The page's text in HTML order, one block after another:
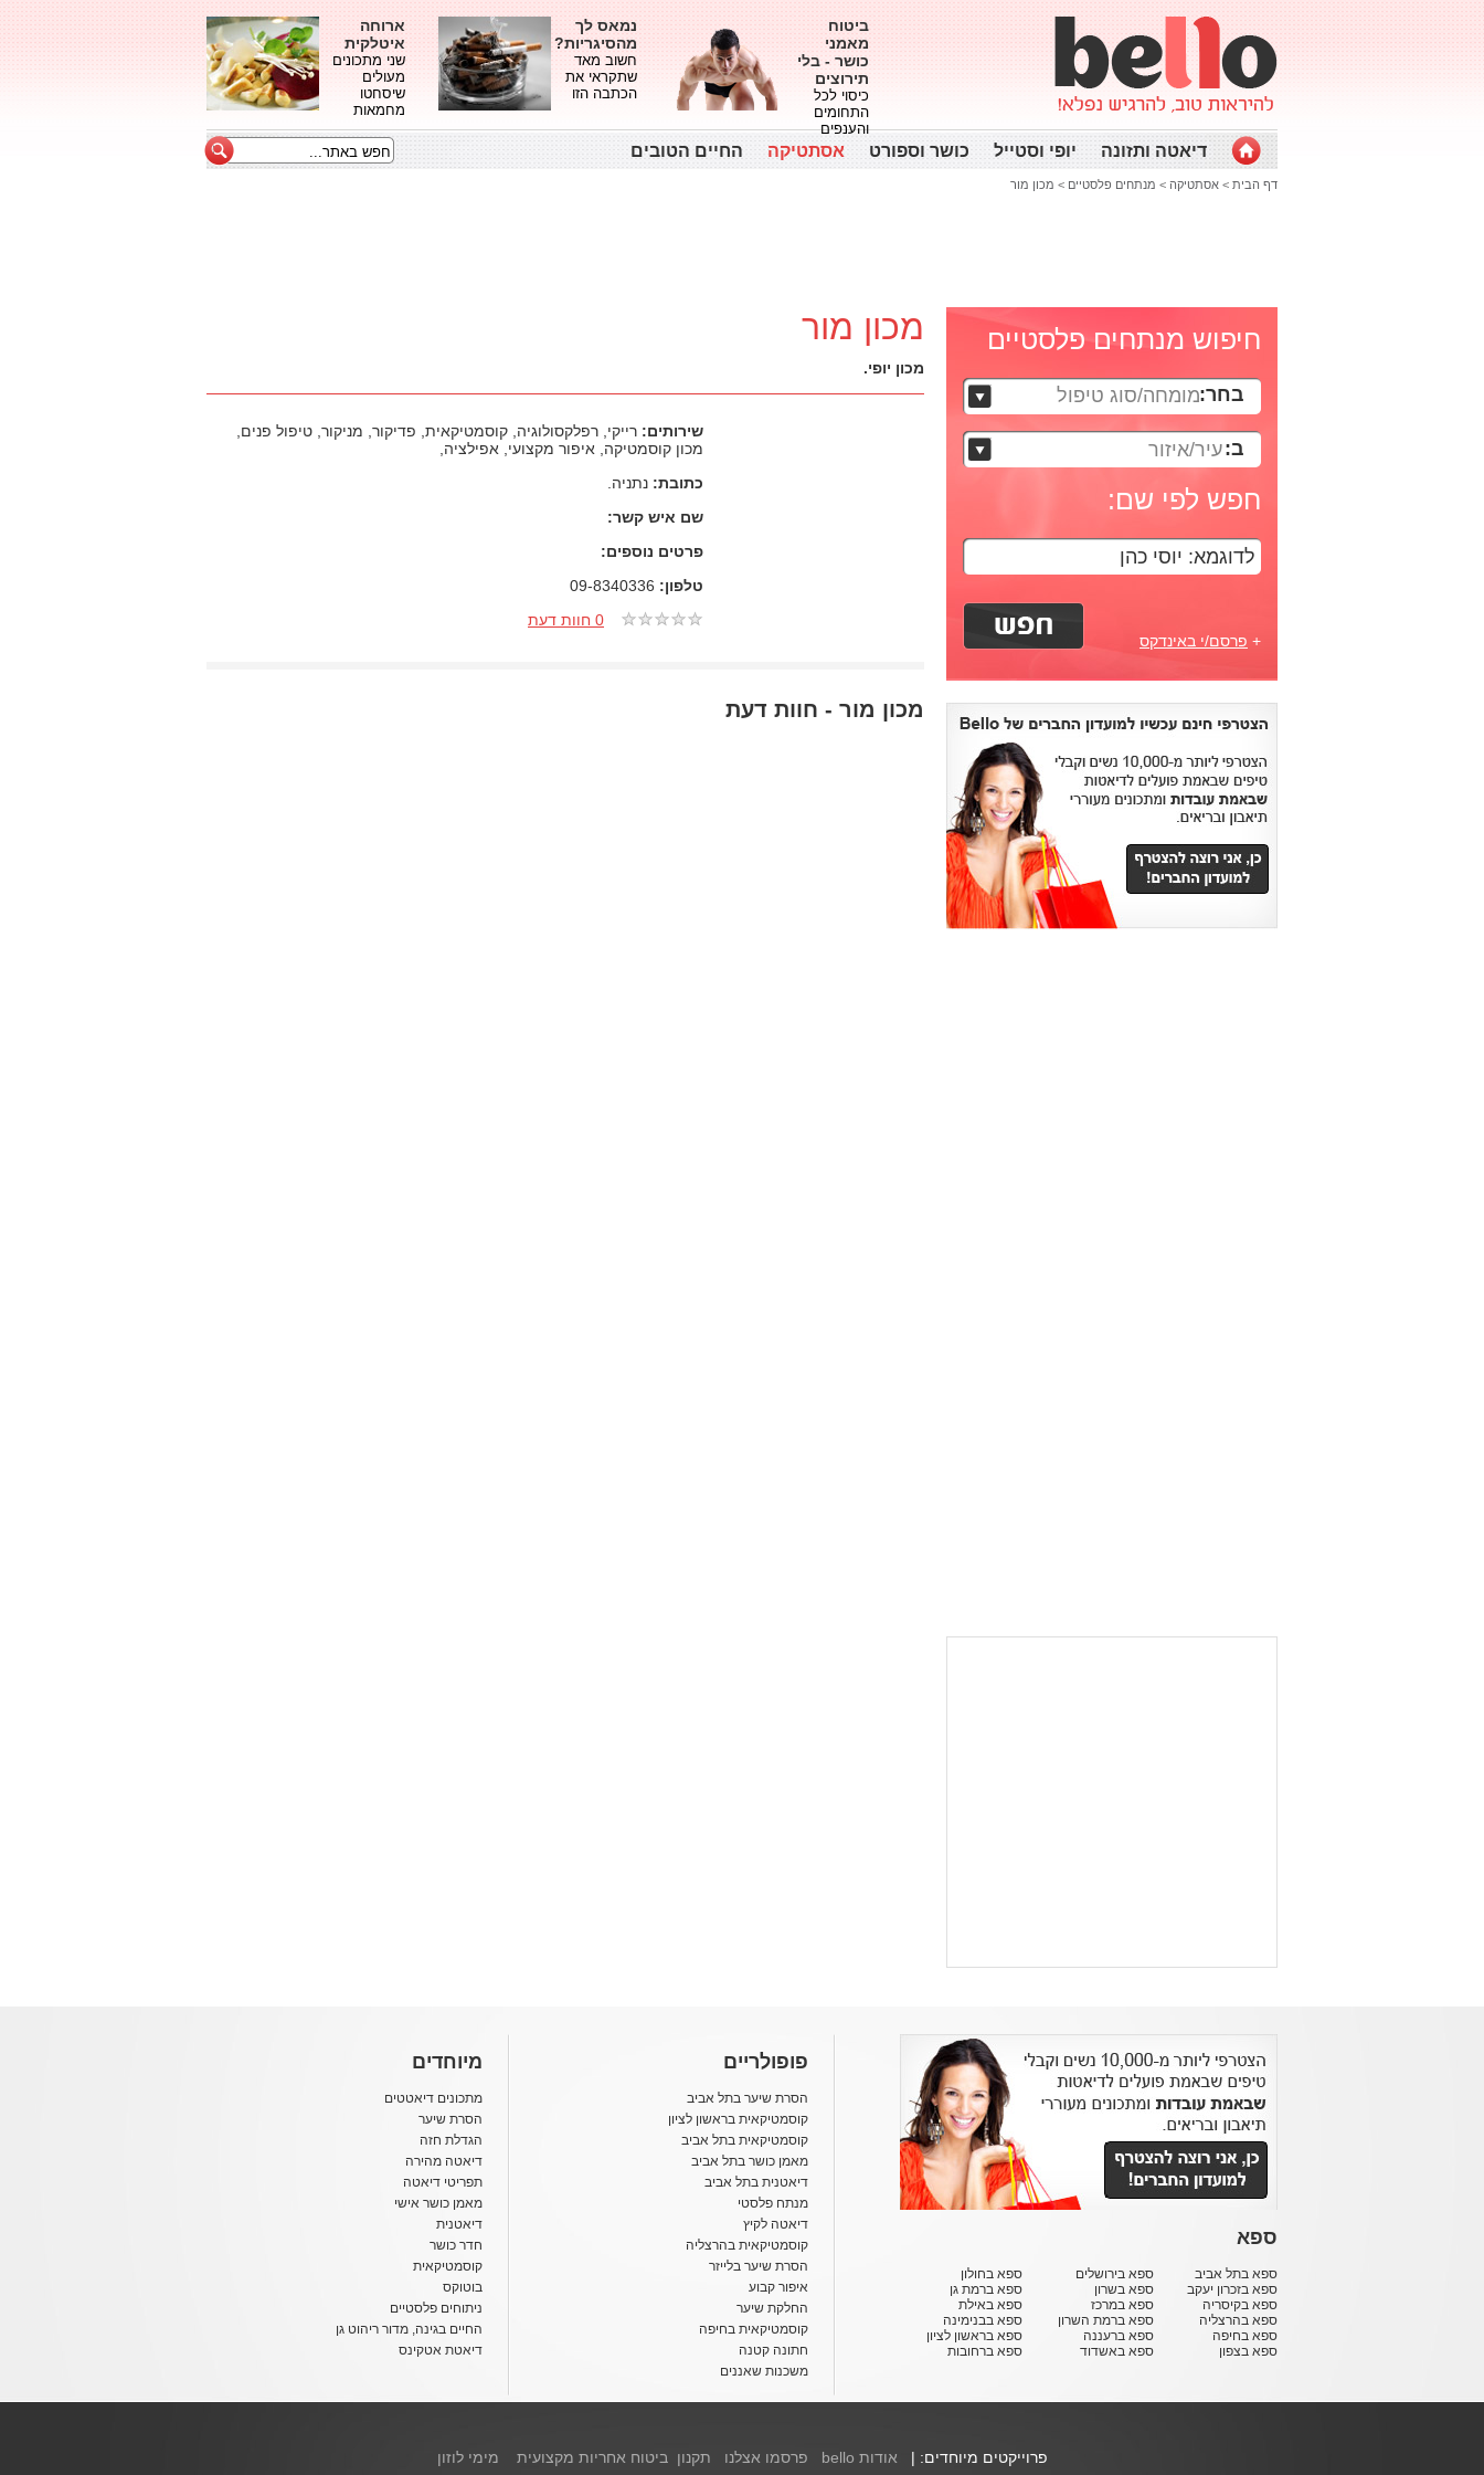
ביטוח
מאמני
כושר - בלי
תירוצים
כיסוי לכל
התחומים
והענפים
נמאס לך
מהסיגריות?
חשוב מאד
שתקראי את
הכתבה הזו
ארוחה
איטלקית
שני מתכונים
מעולים
שיסחטו
מחמאות
דיאטה ותזונה יופי וסטייל כושר וספורט אסתטיקה החיים הטובים
דף הבית > אסתטיקה > מנתחים פלסטיים > מכון מור
חיפוש מנתחים פלסטיים
בחר:מומחה/סוג טיפול
ב:עיר/איזור
חפש לפי שם:
+ פרסם/י באינדקס
מכון מור
מכון יופי.
שירותים: רייקי, רפלקסולוגיה, קוסמטיקאית, פדיקור, מניקור, טיפול פנים,
מכון קוסמטיקה, איפור מקצועי, אפילציה,
כתובת: נתניה.
שם איש קשר:
פרטים נוספים:
טלפון:
0 חוות דעת
מכון מור - חוות דעת
ספא
ספא בתל אביב
ספא בזכרון יעקב
ספא בקיסריה
ספא בהרצליה
ספא בחיפה
ספא בצפון
ספא בירושלים
ספא בשרון
ספא במרכז
ספא ברמת השרון
ספא ברעננה
ספא באשדוד
ספא בחולון
ספא ברמת גן
ספא באילת
ספא בבנימינה
ספא בראשון לציון
ספא ברחובות
פופולריים
הסרת שיער בתל אביב
קוסמטיקאית בראשון לציון
קוסמטיקאית בתל אביב
מאמן כושר בתל אביב
דיאטנית בתל אביב
מנתח פלסטי
דיאטה לקיץ
קוסמטיקאית בהרצליה
הסרת שיער בלייזר
איפור קבוע
החלקת שיער
קוסמטיקאית בחיפה
חתונה קטנה
משכנות שאננים
מיוחדים
מתכונים דיאטטים
הסרת שיער
הגדלת חזה
דיאטה מהירה
תפריטי דיאטה
מאמן כושר אישי
דיאטנית
חדר כושר
קוסמטיקאית
בוטוקס
ניתוחים פלסטיים
החיים בגינה, מדור ריהוט גן
דיאטת אטקינס
פרוייקטים מיוחדים: | אודות bello פרסמו אצלנו תקנון ביטוח אחריות מקצועית מימי לוזון